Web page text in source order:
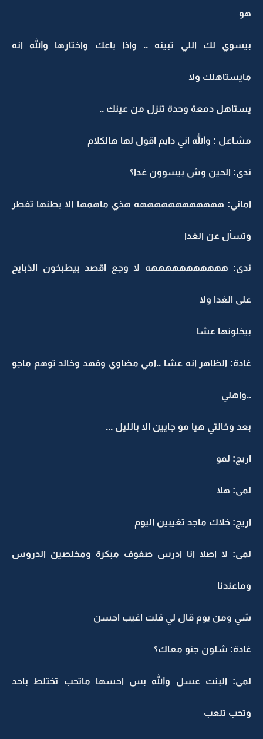
هو
بيسوي لك اللي تبينه .. واذا باعك واختارها والله انه
مايستاهلك ولا
يستاهل دمعة وحدة تنزل من عينك ..
مشاعل : والله اني دايم اقول لها هالكلام
ندى: الحين وش بيسوون غدا؟
اماني: ههههههههههههه هذي ماهمها الا بطنها تفطر
وتسأل عن الغدا
ندى: هههههههههههه لا وجع اقصد بيطبخون الذبايح
على الغدا ولا
بيخلونها عشا
غادة: الظاهر انه عشا ..امي مضاوي وفهد وخالد توهم ماجو
..واهلي
بعد وخالتي هيا مو جايين الا بالليل ...
اريج: لمو
لمى: هلا
اريج: خلاك ماجد تغيبين اليوم
لمى: لا اصلا انا ادرس صفوف مبكرة ومخلصين الدروس
وماعندنا
شي ومن يوم قال لي قلت اغيب احسن
غادة: شلون جنو معاك؟
لمى: البنت عسل والله بس احسها ماتحب تختلط باحد
وتحب تلعب